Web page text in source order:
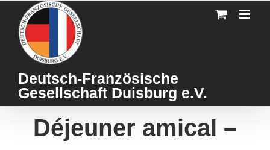
content
Deutsch-Französische
Gesellschaft Duisburg e.V.
Déjeuner amical –